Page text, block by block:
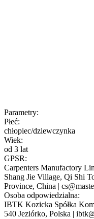
Parametry:
Płeć:
chłopiec/dziewczynka
Wiek:
od 3 lat
GPSR:
Carpenters Manufactory
Shang Jie Village, Qi Shi
Province, China |
Osoba odpowiedzialna:
IBTK Kozicka Spółka
540 Jeziórko, Polska |